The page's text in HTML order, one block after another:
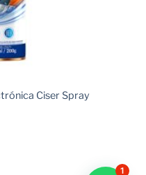
Ciser Spray
1